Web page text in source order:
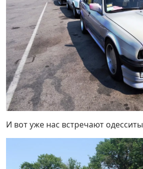
И вот уже нас встречают одесситы